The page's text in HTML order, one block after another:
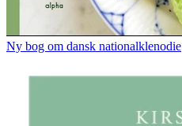
Ny bog om dansk nationalklenodie